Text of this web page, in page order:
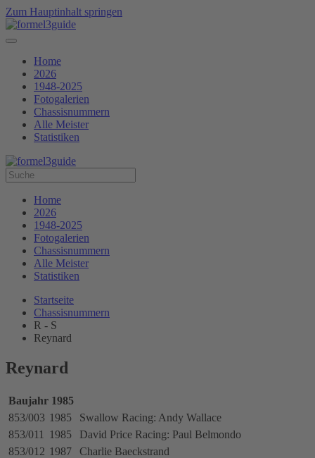
Zum Hauptinhalt springen
Home
2026
1948-2025
Fotogalerien
Chassisnummern
Alle Meister
Statistiken
Home
2026
1948-2025
Fotogalerien
Chassisnummern
Alle Meister
Statistiken
Startseite
Chassisnummern
R - S
Reynard
Reynard
Baujahr 1985
853/003 1985
Swallow Racing: Andy Wallace
853/011
1985
David Price Racing: Paul Belmondo
853/012 1987
Charlie Baeckstrand